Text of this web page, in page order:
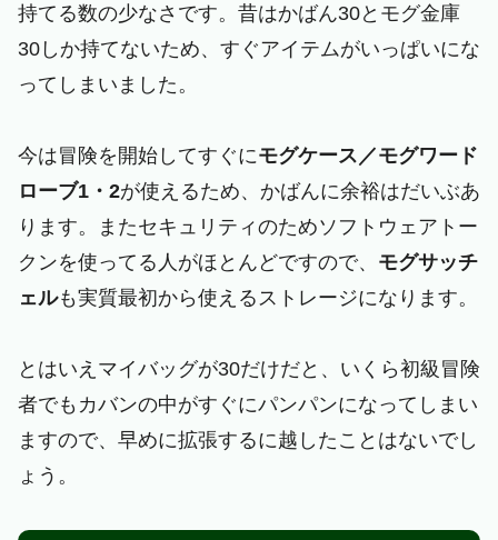
持てる数の少なさです。昔はかばん30とモグ金庫
30しか持てないため、すぐアイテムがいっぱいにな
ってしまいました。
今は冒険を開始してすぐにモグケース／モグワード
ローブ1・2が使えるため、かばんに余裕はだいぶあ
ります。またセキュリティのためソフトウェアトー
クンを使ってる人がほとんどですので、 モグサッチ
ェルも実質最初から使えるストレージになります。
とはいえマイバッグが30だけだと、いくら初級冒険
者でもカバンの中がすぐにパンパンになってしまい
ますので、早めに拡張するに越したことはないでし
ょう。